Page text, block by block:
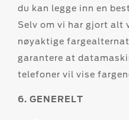
du kan legge inn en
Selv om vi har gjort alt
nøyaktige
garantere at
telefoner vil vise
6. GENERELT